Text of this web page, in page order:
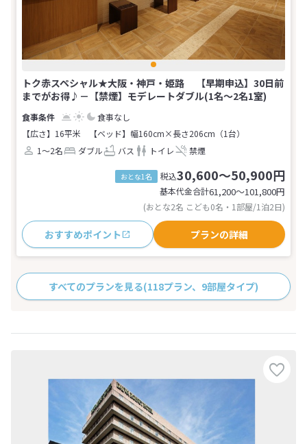
トク赤スペシャル★大阪・神戸・姫路 【早期申込】30日前
までがお得♪－【禁煙】モデレートダブル(1名～2名1室)
食事なし
【広さ】16平米
【ベッド】幅160cm×長さ206cm（1台）
1～2名
ダブル バス トイレ 禁煙
おとな1名 税込30,600～50,900円
基本代金合計61,200〜101,800円
(おとな2名 こども0名・1部屋/1泊2日)
おすすめポイント プランの詳細
すべてのプランを見る(118プラン、9部屋タイプ)